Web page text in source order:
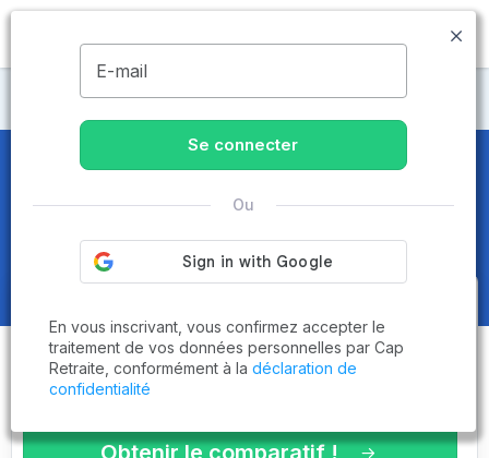
MENU
Maisons de retraite Île-de-France
Maisons de retraite et EHPAD
Essonne (91) - Page 2 sur 4
Obtenez le
comparatif des
établissementsadaptés à vos
critères en 3 minutes !
Obtenir le comparatif !
E-mail
Se connecter
Ou
En vous inscrivant, vous confirmez accepter le
traitement de vos données personnelles par Cap
Retraite, conformément à la déclaration de
confidentialité